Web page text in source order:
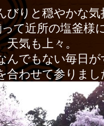
びりと穏やかな
て近所の塩釜様
天気も上々。
んでもない毎日
合わせて参りまし